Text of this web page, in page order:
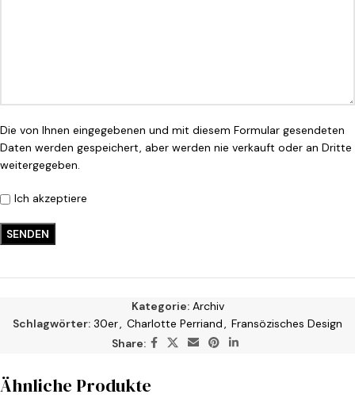
Die von Ihnen eingegebenen und mit diesem Formular gesendeten
Daten werden gespeichert, aber werden nie verkauft oder an Dritte
weitergegeben.
Ich akzeptiere
Kategorie: Archiv
Schlagwörter: 30er, Charlotte Perriand, Fransözisches Design
Share:
Ähnliche Produkte